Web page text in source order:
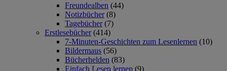
Freundealben (44)
Notizbücher (8)
Tagebücher (7)
Erstlesebücher (414)
7-Minuten-Geschichten zum Lesenlernen (10)
Bildermaus (56)
Bücherhelden (83)
Einfach Lesen lernen (9)